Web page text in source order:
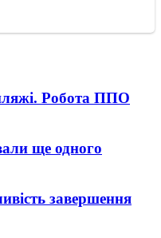
Робота ППО
ще одного
завершення